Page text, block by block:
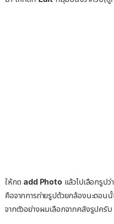
ให้กด add Photoแล้วไปเลือกรูปว่
คือจากการถ่ายรูปด้วยกล้องนะตอน
จากตัวอย่างผมเลือกจากคลังรูปค